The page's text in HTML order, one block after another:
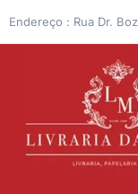
Endereço : Rua Dr.